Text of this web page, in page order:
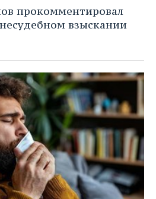
прокомментировал
взыскании